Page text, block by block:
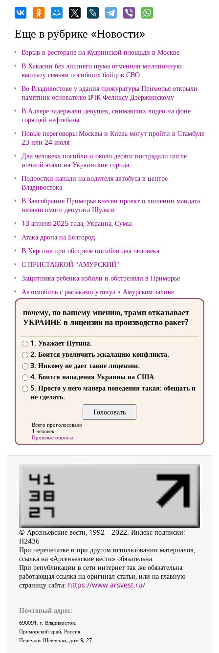
Еще в рубрике «Новости»
Взрыв в ресторане на Кудринской площади в Москве
В Хакасии без лишнего шума отменили миллионную
выплату семьям погибших бойцов СВО
Во Владивостоке у здания прокуратуры Приморья открыли
памятник основателю ВЧК Феликсу Дзержинскому
В Адлере задержали девушек, снимавших видео на фоне
горящей нефтебазы
Новые переговоры Москвы и Киева могут пройти в Стамбуле
23 или 24 июля
Два человека погибли и около десяти пострадали после
ночной атаки на Украинские города
Подростки напали на водителя автобуса в центре
Владивостока
В Заксобрание Приморья внесен проект о лишении мандата
независимого депутата Шульги
13 апреля 2025 года, Украина, Сумы.
Атака дрона на Белгород
В Херсоне при обстреле погибли два человека
С ПРИСТАВКОЙ "АМУРСКИЙ"
Защитника ребенка избили и обстреляли в Приморье
Автомобиль с рыбаками утонул в Амурском заливе
почему, по вашему мнению, трамп отказывает
УКРАИНЕ в лицензии на производство ракет?
1. Уважает Путина.
2. Боится увеличить эскалацию конфликта.
3. Никому не дает такие лицензии.
4. Боится нападения Украины на США
5. Просто у него манера поведения такая: обещать и
не сделать.
Всего проголосовало
1 человек
Прошлые опросы
© Арсеньевские вести, 1992—2022. Индекс подписки:
П2436
При перепечатке и при другом использовании материалов,
ссылка на «Арсеньевские вести» обязательна.
При републикации в сети интернет так же обязательна
работающая ссылка на оригинал статьи, или на главную
страницу сайта: https://www.arsvest.ru/
Почтовый адрес:
690091, г. Владивосток,
Приморский край, Россия
Переулок Шевченко, дом 9, 27